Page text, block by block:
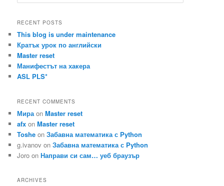
r
h
RECENT POSTS
This blog is under maintenance
Кратък урок по английски
Master reset
Манифестът на хакера
ASL PLS*
RECENT COMMENTS
Мира onMaster reset
afx onMaster reset
Toshe onЗабавна математика с Python
g.ivanov onЗабавна математика с Python
Joro onНаправи си сам… уеб браузър
ARCHIVES